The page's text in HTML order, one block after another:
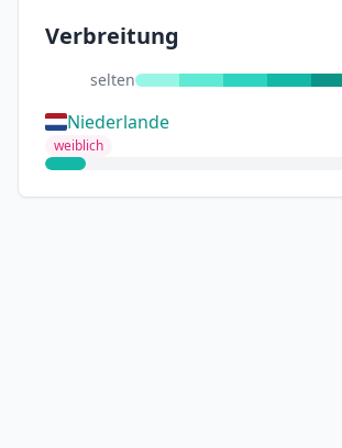
Verbreitung
selten
Niederlande
weiblich